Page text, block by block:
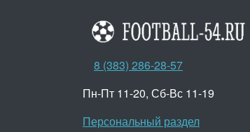
8 (383) 286-28-57
Пн-Пт 11-20, Сб-Вс 11-19
Персональный раздел